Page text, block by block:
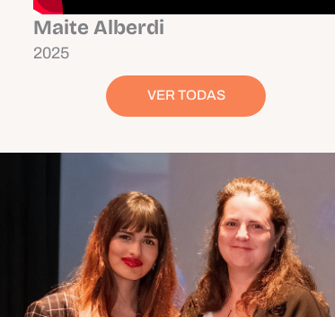
Maite Alberdi
2025
VER TODAS